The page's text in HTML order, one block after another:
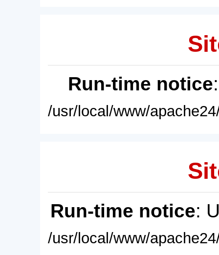
Run-time notice
/usr/local/www/
Run-time notice:
/usr/local/www/